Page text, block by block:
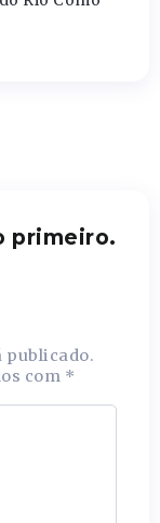
primeiro.
publicado.
com *